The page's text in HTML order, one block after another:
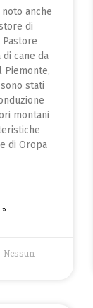
anche
di
Pastore
cane da
Piemonte,
stati
montani
di Oropa
»
Nessun